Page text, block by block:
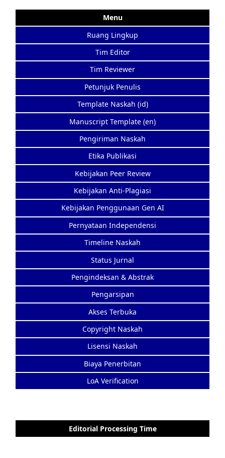
Menu
Ruang Lingkup
Tim Editor
Tim Reviewer
Petunjuk Penulis
Template Naskah (id)
Manuscript Template (en)
Pengiriman Naskah
Etika Publikasi
Kebijakan Peer Review
Kebijakan Anti-Plagiasi
Kebijakan Penggunaan Gen AI
Pernyataan Independensi
Timeline Naskah
Status Jurnal
Pengindeksan & Abstrak
Pengarsipan
Akses Terbuka
Copyright Naskah
Lisensi Naskah
Biaya Penerbitan
LoA Verification
Editorial Processing Time